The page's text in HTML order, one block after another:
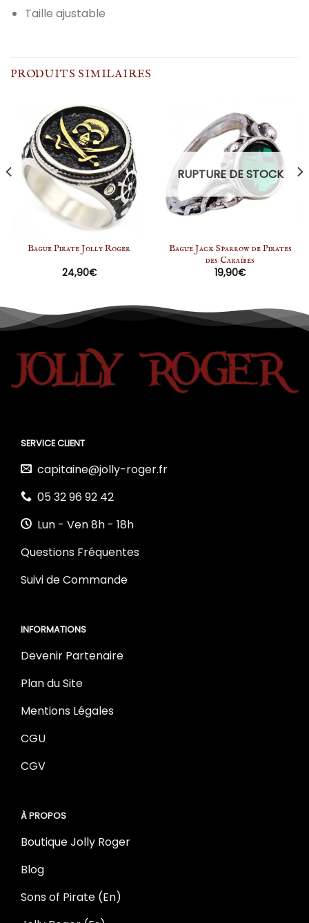
Taille ajustable
PRODUITS SIMILAIRES
Bague Pirate Jolly Roger
24,90€
RUPTURE DE STOCK
Bague Jack Sparrow de Pirates
des Caraïbes
19,90€
SERVICE CLIENT
capitaine@jolly-roger.fr
05 32 96 92 42
Lun - Ven 8h - 18h
Questions Fréquentes
Suivi de Commande
INFORMATIONS
Devenir Partenaire
Plan du Site
Mentions Légales
CGU
CGV
À PROPOS
Boutique Jolly Roger
Blog
Sons of Pirate (En)